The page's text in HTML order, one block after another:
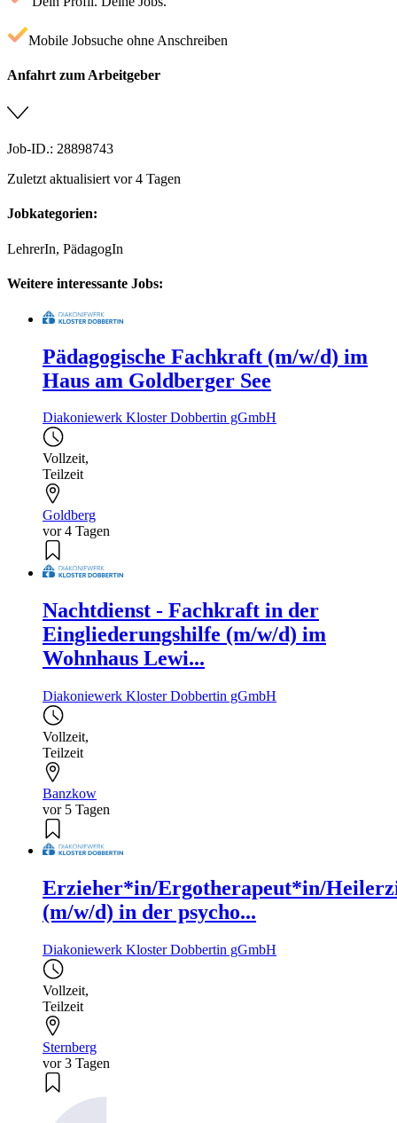
Mobile Jobsuche ohne Anschreiben
Anfahrt zum Arbeitgeber
Job-ID.: 28898743
Zuletzt aktualisiert vor 4 Tagen
Jobkategorien:
LehrerIn, PädagogIn
Weitere interessante Jobs:
Pädagogische Fachkraft (m/w/d) im
Haus am Goldberger See
Diakoniewerk Kloster Dobbertin gGmbH
Vollzeit,
Teilzeit
Goldberg
vor 4 Tagen
Nachtdienst - Fachkraft in der
Eingliederungshilfe (m/w/d) im
Wohnhaus Lewi...
Diakoniewerk Kloster Dobbertin gGmbH
Vollzeit,
Teilzeit
Banzkow
vor 5 Tagen
Erzieher*in/Ergotherapeut*in/
(m/w/d) in der psycho...
Diakoniewerk Kloster Dobbertin gGmbH
Vollzeit,
Teilzeit
Sternberg
vor 3 Tagen